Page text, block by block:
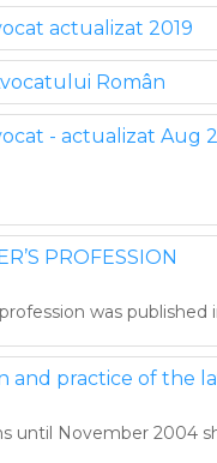
actualizat 2019
Român
- actualizat Aug
PROFESSION
was
and practice of the
until November 2004